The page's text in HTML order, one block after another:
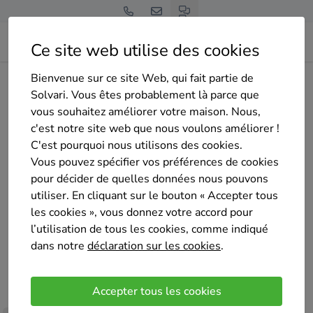
Ce site web utilise des cookies
Bienvenue sur ce site Web, qui fait partie de
Solvari. Vous êtes probablement là parce que
vous souhaitez améliorer votre maison. Nous,
c'est notre site web que nous voulons améliorer !
C'est pourquoi nous utilisons des cookies.
Vous pouvez spécifier vos préférences de cookies
pour décider de quelles données nous pouvons
utiliser. En cliquant sur le bouton « Accepter tous
les cookies », vous donnez votre accord pour
l’utilisation de tous les cookies, comme indiqué
dans notre déclaration sur les cookies.
Accepter tous les cookies
Home Pompe à chaleur Namur Couvin ECCLIPSE
ECCLIPSE
Pas encore d'évaluation
GONRIEUX
La société Ecclipse basée à Bourlers près de
Chimay est une société, familiale et artisanale,
spécialisée dans les énergies renouvelables depuis